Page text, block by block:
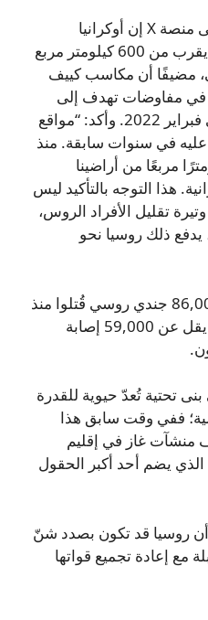
قال زيلينسكي في تدوينة على منصة X إن أوكرانيا
استعادت منذ مطلع العام ما يقرب من 600 كيلومتر مربع
مضيفًا أن مكاسب كييف
مفاوضات تهدف إلى
إنهاء الحرب التي اندلعت في فبراير 2022. وأكد: “مواقع
عليه في سنوات سابقة. منذ
تحررت 590 كيلومترًا مربعًا من أراضينا
هذا التوجه بالتأكيد ليس
تقليل الأفراد الروس،
يدفع ذلك روسيا نحو
وأضاف زيلينسكي أن نحو 86,000 جندي روسي قُتلوا منذ
بداية العام، بينما أٌصيب ما لا يقل عن 59,000 إصابة
تحتية تُعدّ حيوية للقدرة
ففي وقت سابق هذا
منشآت غاز في إقليم
يضم أحد أكبر الحقول
أن روسيا قد تكون بصدد شنّ
مع إعادة تجميع قواتها